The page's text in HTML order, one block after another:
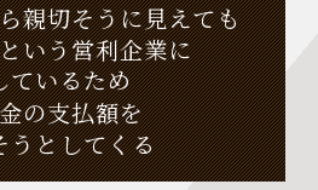
親切そうに見えても
いう営利企業に
ているため
の支払額を
うとしてくる